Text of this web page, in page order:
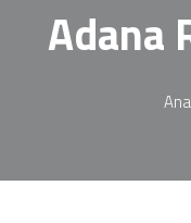
Adana